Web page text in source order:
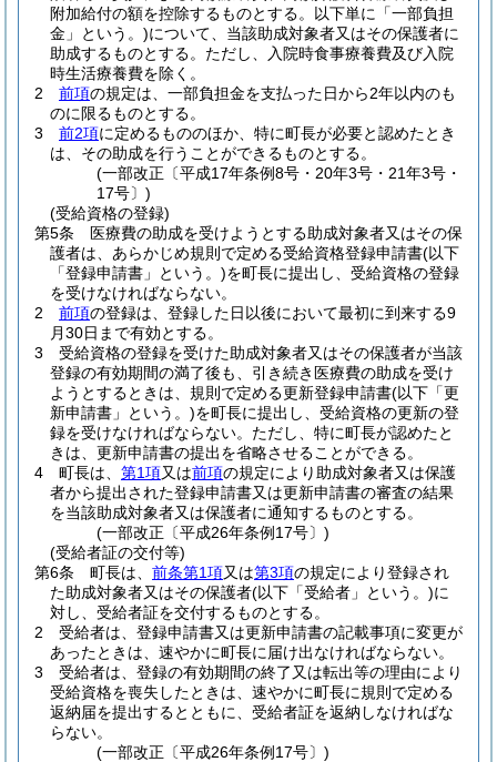
附加給付の額を控除するものとする。以下単に「一部負担
金」という。)について、当該助成対象者又はその保護者に
助成するものとする。 ただし、入院時食事療養費及び入院
時生活療養費を除く。
2
前項の規定は、一部負担金を支払った日から2年以内のも
のに限るものとする。
3
前2項に定めるもののほか、特に町長が必要と認めたとき
は、その助成を行うことができるものとする。
(一部改正〔平成17年条例8号・20年3号・21年3号・
17号〕)
(受給資格の登録)
第5条
医療費の助成を受けようとする助成対象者又はその保
護者は、あらかじめ規則で定める受給資格登録申請書(以下
「登録申請書」という。)を町長に提出し、受給資格の登録
を受けなければならない。
2
前項の登録は、登録した日以後において最初に到来する9
月30日まで有効とする。
3
受給資格の登録を受けた助成対象者又はその保護者が当該
登録の有効期間の満了後も、引き続き医療費の助成を受け
ようとするときは、規則で定める更新登録申請書(以下「更
新申請書」という。)を町長に提出し、受給資格の更新の登
録を受けなければならない。 ただし、特に町長が認めたと
きは、更新申請書の提出を省略させることができる。
4
町長は、 第1項又は前項の規定により助成対象者又は保護
者から提出された登録申請書又は更新申請書の審査の結果
を当該助成対象者又は保護者に通知するものとする。
(一部改正〔平成26年条例17号〕)
(受給者証の交付等)
第6条
町長は、 前条第1項又は第3項の規定により登録され
た助成対象者又はその保護者(以下「受給者」という。)に
対し、受給者証を交付するものとする。
2
受給者は、登録申請書又は更新申請書の記載事項に変更が
あったときは、速やかに町長に届け出なければならない。
3
受給者は、登録の有効期間の終了又は転出等の理由により
受給資格を喪失したときは、速やかに町長に規則で定める
返納届を提出するとともに、受給者証を返納しなければな
らない。
(一部改正〔平成26年条例17号〕)